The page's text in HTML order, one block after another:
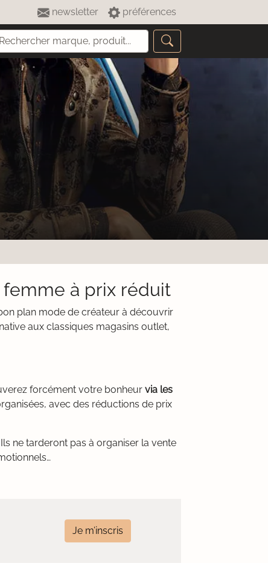
newsletter préférences
femme à prix réduit
plan mode de créateur à découvrir
aux classiques magasins outlet,
forcément votre bonheur via les
avec des réductions de prix
ne tarderont pas à organiser la vente
Je m’inscris